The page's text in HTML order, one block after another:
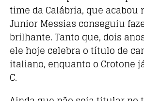
time da Calábria, que acabou
Junior Messias conseguiu
brilhante. Tanto que, dois
ele hoje celebra o título de
italiano, enquanto o Crotone
C.